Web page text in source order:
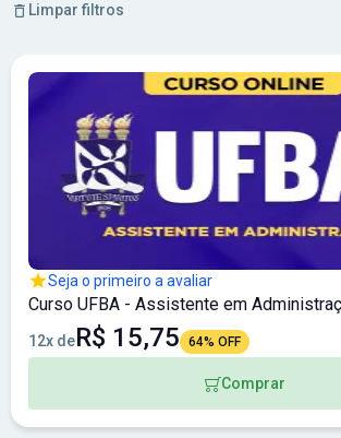
Limpar filtros
Seja o primeiro a avaliar
Curso UFBA - Assistente em
12x deR$ 15,75 64% OFF
Comprar